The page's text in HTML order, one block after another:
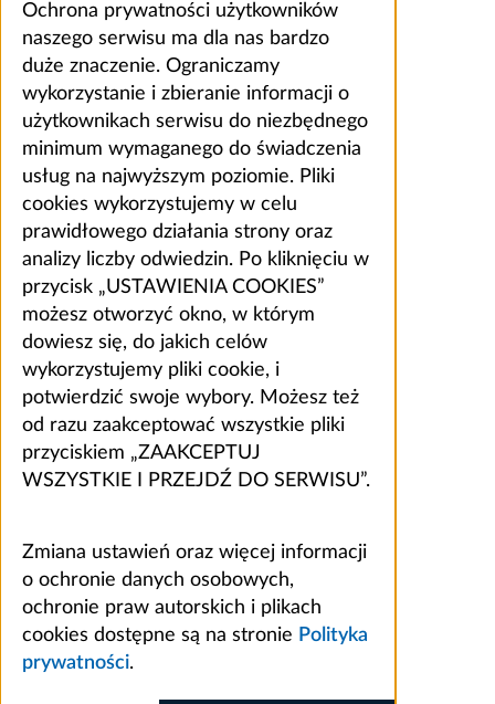
Ochrona prywatności użytkowników
naszego serwisu ma dla nas bardzo
duże znaczenie. Ograniczamy
wykorzystanie i zbieranie informacji o
użytkownikach serwisu do niezbędnego
minimum wymaganego do świadczenia
usług na najwyższym poziomie. Pliki
cookies wykorzystujemy w celu
prawidłowego działania strony oraz
analizy liczby odwiedzin. Po kliknięciu w
przycisk „USTAWIENIA COOKIES”
możesz otworzyć okno, w którym
dowiesz się, do jakich celów
wykorzystujemy pliki cookie, i
potwierdzić swoje wybory. Możesz też
od razu zaakceptować wszystkie pliki
przyciskiem „ZAAKCEPTUJ
WSZYSTKIE I PRZEJDŹ DO SERWISU”.
Zmiana ustawień oraz więcej informacji
o ochronie danych osobowych,
ochronie praw autorskich i plikach
cookies dostępne są na stronie Polityka
prywatności.